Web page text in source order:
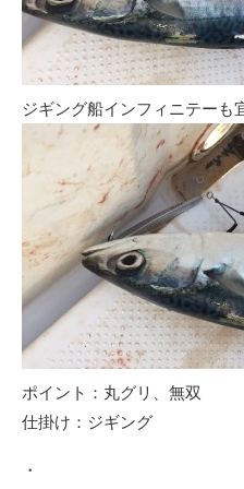
ジギング船インフィニテーも
ポイント：丸グリ、無双
仕掛け：ジギング
・